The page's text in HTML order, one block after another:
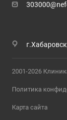
2001-2026
Политика
Карта сайта